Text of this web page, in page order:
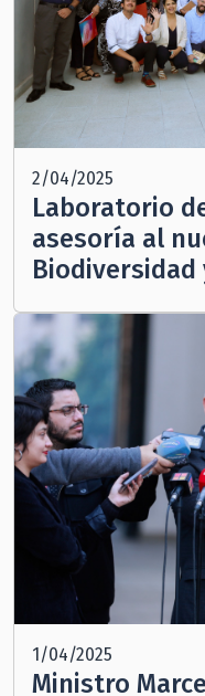
2/04/2025
Laboratorio
asesoría al
Biodiversidad
1/04/2025
Ministro